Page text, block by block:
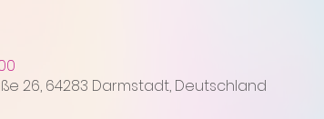
26, 64283 Darmstadt, Deutschland